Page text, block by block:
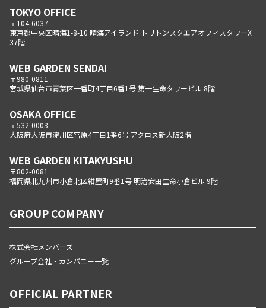
TOKYO OFFICE
〒104-6037
東京都中央区晴海1-8-10 晴海アイランド トリトンスクエアオフィスタワーX
37階
WEB GARDEN SENDAI
〒980-0811
宮城県仙台市青葉区一番町4丁目6番1号 第一生命タワービル 8階
OSAKA OFFICE
〒532-0003
大阪府大阪市淀川区宮原4丁目1番6号 アクロス新大阪2階
WEB GARDEN KITAKYUSHU
〒802-0081
福岡県北九州市小倉北区紺屋町9番1号 明治安田生命小倉ビル 9階
GROUP COMPANY
株式会社メンバーズ
グループ会社・カンパニー一覧
OFFICIAL PARTNER